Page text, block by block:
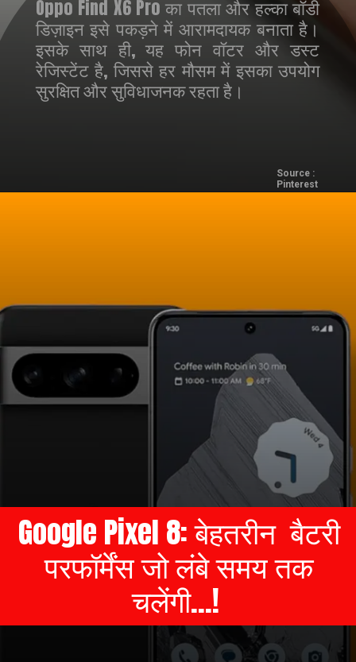
Oppo Find X6 Pro का पतला और हल्का बॉडी
डिज़ाइन इसे पकड़ने में आरामदायक बनाता है।
इसके साथ ही, यह फोन वॉटर और डस्ट
रेजिस्टेंट है, जिससे हर मौसम में इसका उपयोग
सुरक्षित और सुविधाजनक रहता है।
Source :
Pinterest
Google Pixel 8: बेहतरीन बैटरी
परफॉर्मेंस जो लंबे समय तक
चलेंगी...!